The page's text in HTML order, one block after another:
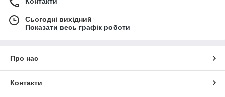
Сьогодні вихідний
Показати весь графік роботи
Про нас
Контакти